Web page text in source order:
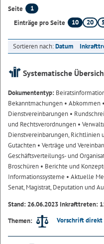
Seite
1
Einträge pro Seite
10 20
Sortieren nach:Datum
Systematische
Dokumententyp:
Bekanntmachungen • Abkommen
Dienstvereinbarungen •
und Rechtsverordnungen •
Dienstvereinbarungen, Richtlinien
Gutachten • Verträge und
Geschäftsverteilungs- und
Broschüren • Berichte und
Informationssysteme • Aktuelle
Senat, Magistrat, Deputation und
Stand: 26.06.2023 Inkrafttreten:
Themen:
Vorschrift direkt